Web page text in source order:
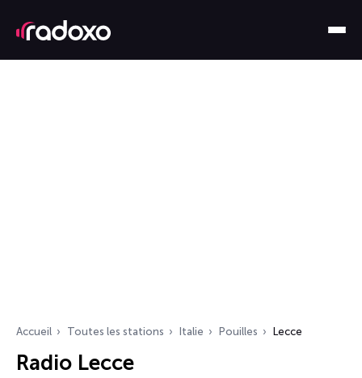
Accueil Toutes les stations Italie Pouilles Lecce
Radio Lecce